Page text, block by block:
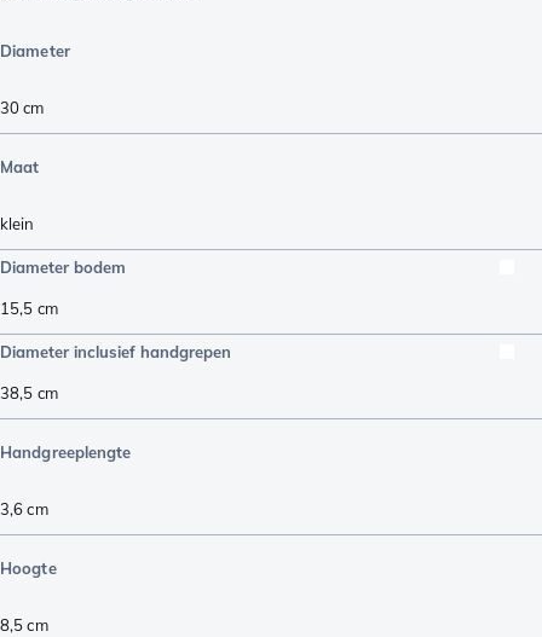
Diameter
30 cm
Maat
klein
Diameter bodem
15,5 cm
Diameter inclusief handgrepen
38,5 cm
Handgreeplengte
3,6cm
Hoogte
8,5cm